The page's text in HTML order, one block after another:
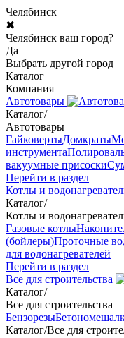
Челябинск
✖
Челябинск ваш город?
Да
Выбрать другой город
Каталог
Компания
Автотовары
Каталог/
Автотовары
ГайковертыДомкраты
инструмента
вакуумные присоски
Перейти в раздел
Котлы и
Каталог/
Котлы и
Газовые котлы
(бойлеры)Проточные
для водонагревателей
Перейти в раздел
Все для строительства
Каталог/
Все для строительства
Бензорезы
Каталог/Все для